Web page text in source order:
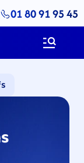
01 80 91 95 45